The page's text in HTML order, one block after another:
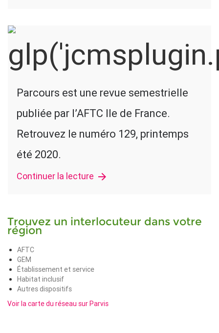
Parcours est une revue semestrielle
publiée par l’AFTC Ile de France.
Retrouvez le numéro 129, printemps
été 2020.
Continuer la lecture
Trouvez un interlocuteur dans votre
région
AFTC
GEM
Établissement et service
Habitat inclusif
Autres dispositifs
Voir la carte du réseau sur Parvis